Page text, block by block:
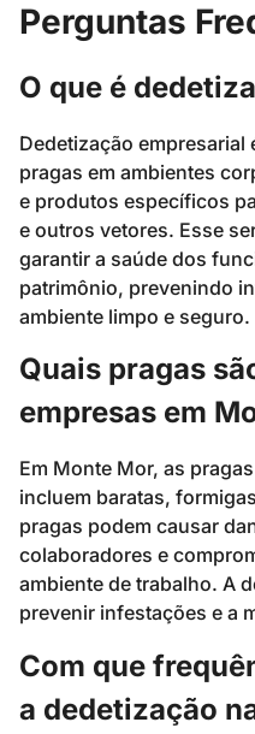
Perguntas
O que é
Dedetização
pragas em ambientes
e produtos específicos
e outros vetores. Esse
garantir a saúde dos
patrimônio, prevenindo
ambiente limpo e seguro.
Quais pragas
empresas em
Em Monte Mor, as
incluem baratas,
pragas podem causar
colaboradores e
ambiente de trabalho. A
prevenir infestações e a
Com que
a dedetização